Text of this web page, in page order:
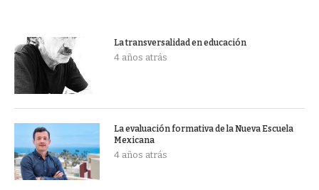
La transversalidad en educación
4 años atrás
La evaluación formativa de la Nueva Escuela
Mexicana
4 años atrás